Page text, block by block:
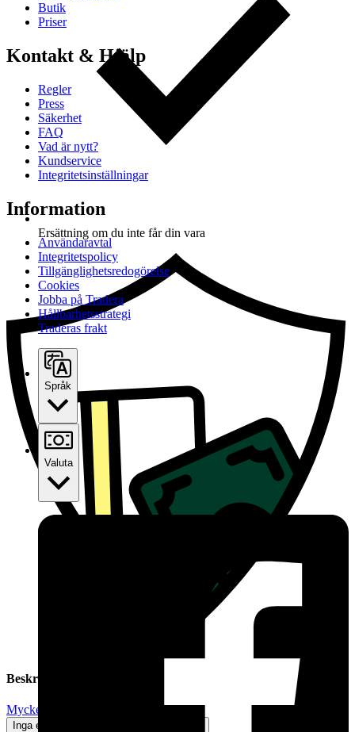
Ersättning om du inte får din vara
Beskrivning
Mycket gott skick
Inga eller minimala tecken på användning
Butik
Priser
Kontakt & Hjälp
Regler
Press
Säkerhet
FAQ
Vad är nytt?
Kundservice
Integritetsinställningar
Information
Användaravtal
Integritetspolicy
Tillgänglighetsredogörelse
Cookies
Jobba på Tradera
Hållbarhetsstrategi
Traderas frakt
Språk
Valuta